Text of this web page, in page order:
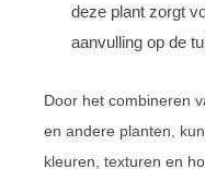
deze plant zorgt
aanvulling op de
Door het combineren
en andere planten,
kleuren, texturen en